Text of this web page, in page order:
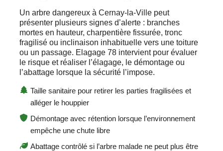
Un arbre dangereux à Cernay-la-Ville peut
présenter plusieurs signes d’alerte : branches
mortes en hauteur, charpentière fissurée, tronc
fragilisé ou inclinaison inhabituelle vers une toiture
ou un passage. Elagage 78 intervient pour évaluer
le risque et réaliser l’élagage, le démontage ou
l’abattage lorsque la sécurité l’impose.
Taille sanitaire pour retirer les parties fragilisées et
alléger le houppier
Démontage avec rétention lorsque l’environnement
empêche une chute libre
Abattage contrôlé si l’arbre malade ne peut plus être